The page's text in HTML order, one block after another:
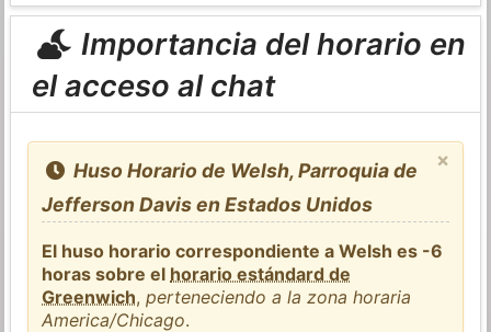
Importancia del horario en
el acceso al chat
×
Huso Horario de Welsh, Parroquia de
Jefferson Davis en Estados Unidos
El huso horario correspondiente a Welsh es -6
horas sobre el horario estándard de
Greenwich,perteneciendo a la zona horaria
America/Chicago.